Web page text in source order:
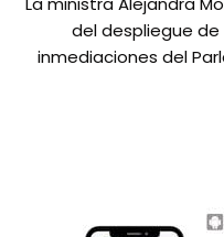
del despliegue
inmediaciones del